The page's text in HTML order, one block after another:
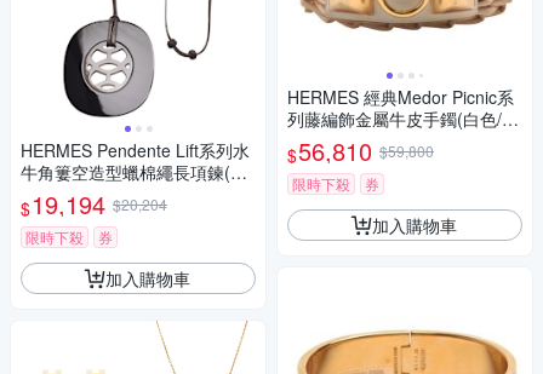
HERMES Pendente Lift系列水
牛角簍空造型蠟棉繩長項鍊(黑
色)
$19,194 $20,204
限時下殺
券
加入購物車
HERMES 經典Medor Picnic系
列藤編飾金屬牛皮手鐲(白色/
金)
$56,810 $59,800
限時下殺
券
加入購物車